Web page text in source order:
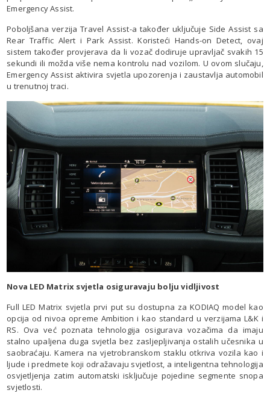
Emergency Assist.
Poboljšana verzija Travel Assist-a također uključuje Side Assist sa
Rear Traffic Alert i Park Assist. Koristeći Hands-on Detect, ovaj
sistem također provjerava da li vozač dodiruje upravljač svakih 15
sekundi ili možda više nema kontrolu nad vozilom. U ovom slučaju,
Emergency Assist aktivira svjetla upozorenja i zaustavlja automobil
u trenutnoj traci.
Nova LED Matrix svjetla osiguravaju bolju vidljivost
Full LED Matrix svjetla prvi put su dostupna za KODIAQ model kao
opcija od nivoa opreme Ambition i kao standard u verzijama L&K i
RS. Ova već poznata tehnologija osigurava vozačima da imaju
stalno upaljena duga svjetla bez zasljepljivanja ostalih učesnika u
saobraćaju. Kamera na vjetrobranskom staklu otkriva vozila kao i
ljude i predmete koji odražavaju svjetlost, a inteligentna tehnologija
osvjetljenja zatim automatski isključuje pojedine segmente snopa
svjetlosti.